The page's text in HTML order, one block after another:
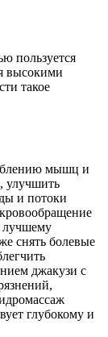
пользуется
высокими
такое
мышц и
улучшить
и потоки
лучшему
снять болевые
джакузи с
глубокому и